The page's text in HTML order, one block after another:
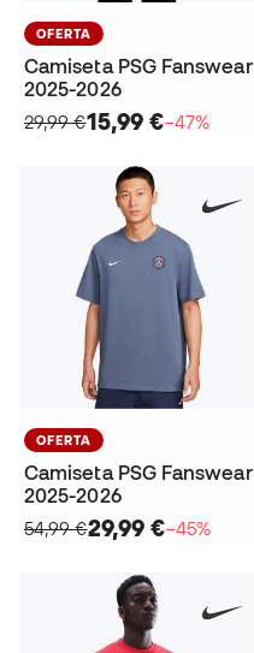
OFERTA
Camiseta PSG Fanswear
2025-2026
29,99 €15,99 €−47%
OFERTA
Camiseta PSG Fanswear
2025-2026
54,99 €29,99 €−45%